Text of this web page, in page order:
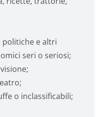
politiche e altri
seri o seriosi;
o inclassificabili;